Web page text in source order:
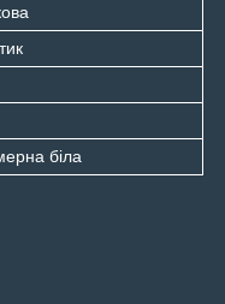
біла